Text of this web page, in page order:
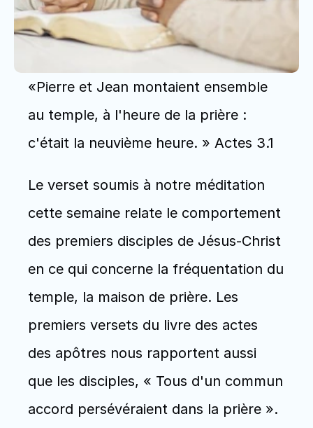
«Pierre et Jean montaient ensemble
au temple, à l'heure de la prière :
c'était la neuvième heure. » Actes 3.1
Le verset soumis à notre méditation
cette semaine relate le comportement
des premiers disciples de Jésus-Christ
en ce qui concerne la fréquentation du
temple, la maison de prière. Les
premiers versets du livre des actes
des apôtres nous rapportent aussi
que les disciples, « Tous d'un commun
accord persévéraient dans la prière ».